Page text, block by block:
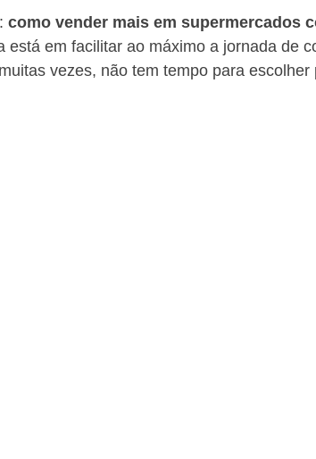
como vender mais em supermercados
está em facilitar ao máximo a jornada de
vezes, não tem tempo para escolher